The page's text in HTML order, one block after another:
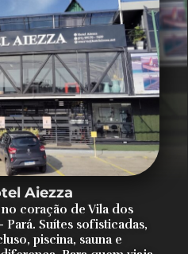
Aiezza
coração de Vila dos
Suítes sofisticadas,
piscina, sauna e